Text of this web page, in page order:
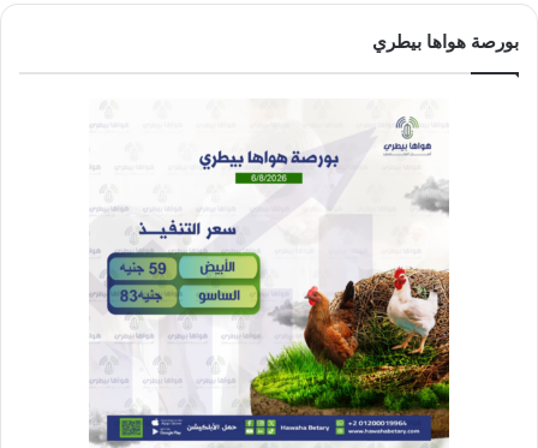
بورصة هواها بيطري